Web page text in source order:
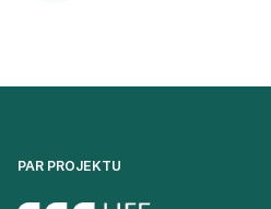
PAR PROJEKTU